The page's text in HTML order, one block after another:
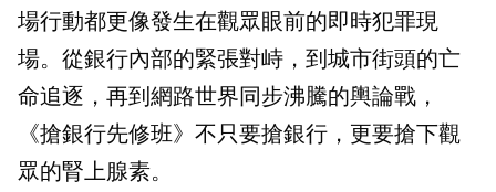
場行動都更像發生在觀眾眼前的即時犯罪現
場。從銀行內部的緊張對峙，到城市街頭的亡
命追逐，再到網路世界同步沸騰的輿論戰，
《搶銀行先修班》不只要搶銀行，更要搶下觀
眾的腎上腺素。